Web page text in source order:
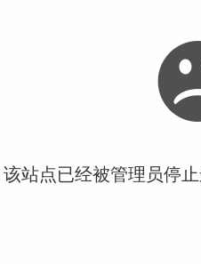
站点已经被管理员停